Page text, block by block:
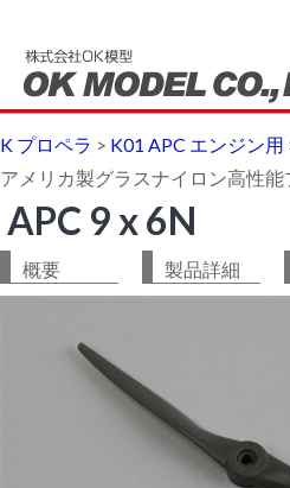
K プロペラ > K01 APC エンジン用
アメリカ製グラスナイロン高性能
APC 9 x 6N
概要 製品詳細